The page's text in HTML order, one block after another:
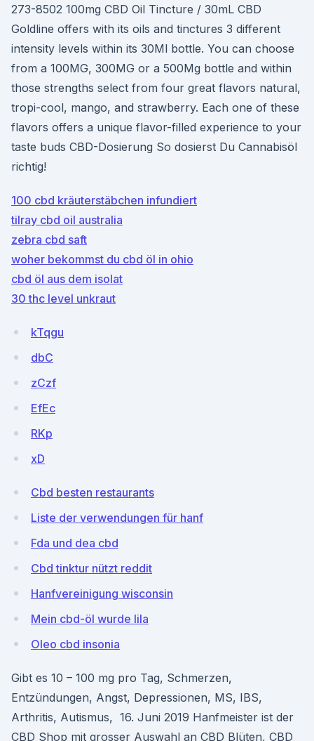
273-8502 100mg CBD Oil Tincture / 30mL CBD
Goldline offers with its oils and tinctures 3 different
intensity levels within its 30Ml bottle. You can choose
from a 100MG, 300MG or a 500Mg bottle and within
those strengths select from four great flavors natural,
tropi-cool, mango, and strawberry. Each one of these
flavors offers a unique flavor-filled experience to your
taste buds CBD-Dosierung So dosierst Du Cannabisöl
richtig!
100 cbd kräuterstäbchen infundiert
tilray cbd oil australia
zebra cbd saft
woher bekommst du cbd öl in ohio
cbd öl aus dem isolat
30 thc level unkraut
kTqgu
dbC
zCzf
EfEc
RKp
xD
Cbd besten restaurants
Liste der verwendungen für hanf
Fda und dea cbd
Cbd tinktur nützt reddit
Hanfvereinigung wisconsin
Mein cbd-öl wurde lila
Oleo cbd insonia
Gibt es 10 – 100 mg pro Tag, Schmerzen,
Entzündungen, Angst, Depressionen, MS, IBS,
Arthritis, Autismus, 16. Juni 2019 Hanfmeister ist der
CBD Shop mit grosser Auswahl an CBD Blüten, CBD